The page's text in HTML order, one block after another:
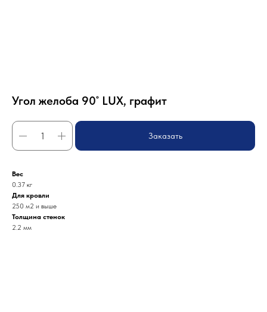
Угол желоба 90˚ LUX, графит
Заказать
Вес
0.37 кг
Для кровли
250 м2 и выше
Толщина стенок
2.2 мм